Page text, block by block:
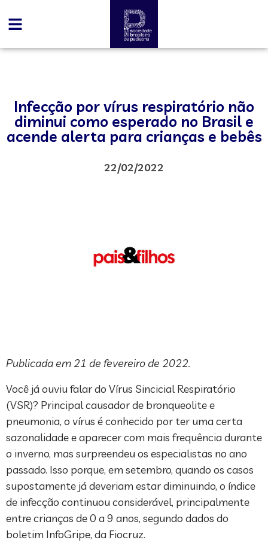
Infecção por vírus respiratório não
diminui como esperado no Brasil e
acende alerta para crianças e bebês
22/02/2022
Publicada em 21 de fevereiro de 2022.
Você já ouviu falar do Vírus Sincicial Respiratório
(VSR)? Principal causador de bronqueolite e
pneumonia, o vírus é conhecido por ter uma certa
sazonalidade e aparecer com mais frequência durante
o inverno, mas surpreendeu os especialistas no ano
passado. Isso porque, em setembro, quando os casos
supostamente já deveriam estar diminuindo, o índice
de infecção continuou considerável, principalmente
entre crianças de 0 a 9 anos, segundo dados do
boletim InfoGripe, da Fiocruz.